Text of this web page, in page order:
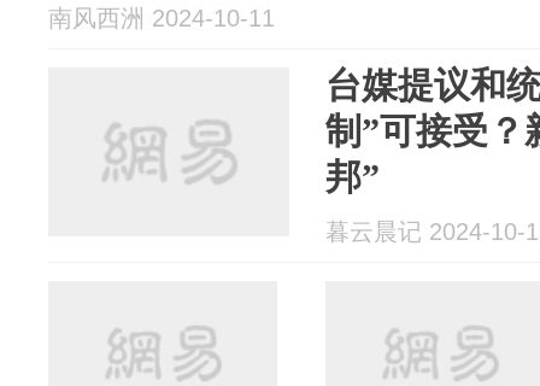
南风西洲 2024-10-11
台媒提议和
制”可接受？
邦”
暮云晨记 2024-10-